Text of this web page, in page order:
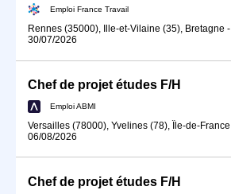
Emploi France Travail
Rennes (35000), Ille-et-Vilaine (35), Bretagne -
30/07/2026
Chef de projet études F/H
Emploi ABMI
Versailles (78000), Yvelines (78), Île-de-France
06/08/2026
Chef de projet études F/H